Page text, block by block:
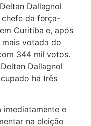
Dallagnol
chefe da força-
Curitiba e, após
votado do
344 mil votos.
Dallagnol
há três
imediatamente e
na eleição